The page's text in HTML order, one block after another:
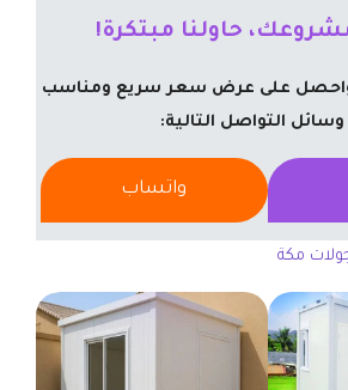
حاولنا مبتكرة!
واحصل على عرض سعر سريع ومناسب
وسائل التواصل التالية:
واتساب
مكة